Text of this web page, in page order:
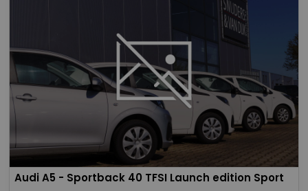
Audi A5 - Sportback 40 TFSI Launch edition Sport